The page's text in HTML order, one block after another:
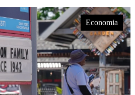
Economia